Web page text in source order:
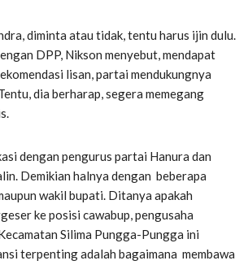
diminta atau tidak, tentu harus ijin dulu.
DPP, Nikson menyebut, mendapat
lisan, partai mendukungnya
dia berharap, segera memegang
dengan pengurus partai Hanura dan
Demikian halnya dengan beberapa
wakil bupati. Ditanya apakah
ke posisi cawabup, pengusaha
Silima Pungga-Pungga ini
terpenting adalah bagaimana membawa